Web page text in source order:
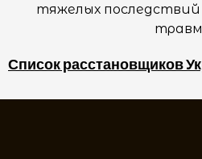
тяжелых последствий
Список расстановщиков